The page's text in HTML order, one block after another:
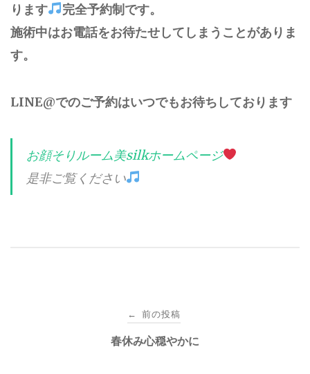
ります
完全予約制です。
施術中はお電話をお待たせしてしまうことがありま
す。
LINE@でのご予約はいつでもお待ちしております
お顔そりルーム美silkホームページ
是非ご覧ください
← 前の投稿
春休み心穏やかに